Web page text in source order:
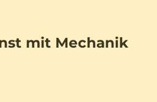
mit Mechanik